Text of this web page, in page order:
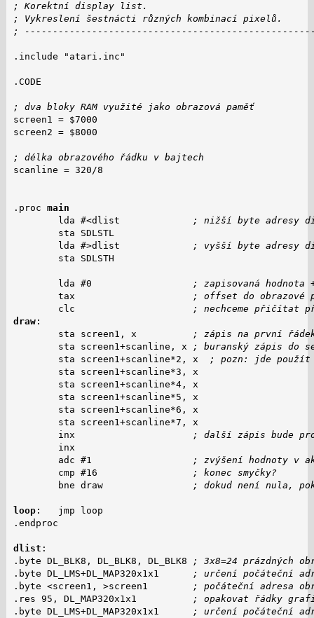
; Korektní display list.
; Vykreslení šestnácti různých kombinací pixelů.
;
.include "atari.inc"
.CODE
; dva bloky RAM využité jako obrazová paměť
screen1 = $7000
screen2 = $8000
; délka obrazového řádku v bajtech
scanline = 320/8
.proc main
        lda #<dlist
; nižší byte adresy
        sta SDLSTL
        lda #>dlist
; vyšší byte adresy
        sta SDLSTH
        lda #0
; zapisovaná hodnota
        tax
; offset do obrazové
        clc
; nechceme přičítat
draw:
        sta screen1, x
; zápis na první
        sta screen1+scanline, x
; buranský zápis do
        sta screen1+scanline*2, x
; pozn: jde použít
        sta screen1+scanline*3, x
        sta screen1+scanline*4, x
        sta screen1+scanline*5, x
        sta screen1+scanline*6, x
        sta screen1+scanline*7, x
        inx
; další zápis bude
        inx
        adc #1
; zvýšení hodnoty v
        cmp #16
; konec smyčky?
        bne draw
; dokud není nula,
loop:   jmp loop
.endproc
dlist :
.byte DL_BLK8, DL_BLK8, DL_BLK8
; 3x8=24 prázdných
.byte DL_LMS+DL_MAP320x1x1
; určení počáteční
.byte <screen1, >screen1
; počáteční adresa
.res 95, DL_MAP320x1x1
; opakovat řádky
.byte DL_LMS+DL_MAP320x1x1
; určení počáteční